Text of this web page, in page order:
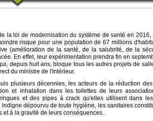
la loi de modernisation du système de santé en
risque pour une population de 67 millions
(amélioration de la santé, de la salubrité, de la
En effet, leur expérimentation prendra fin en
depuis huit ans, bloque tous les autres projets de
du ministre de l'Intérieur.
plusieurs décennies, les acteurs de la réduction
et inhalation dans les toilettes de leurs
et des pipes à crack qu'elles utilisent dans
dépourvu de toute hygiène, les sanitaires
et à la gravité de leurs conséquences.